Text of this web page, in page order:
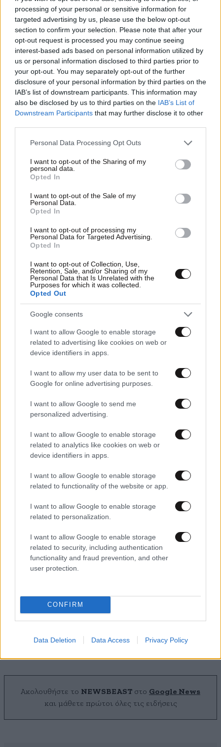
processing of your personal or sensitive information for
targeted advertising by us, please use the below opt-out
section to confirm your selection. Please note that after your
opt-out request is processed you may continue seeing
interest-based ads based on personal information utilized by
us or personal information disclosed to third parties prior to
your opt-out. You may separately opt-out of the further
disclosure of your personal information by third parties on the
IAB’s list of downstream participants. This information may
also be disclosed by us to third parties on the IAB’s List of
Downstream Participants that may further disclose it to other
Please note that this website/app uses one or more Google
not limited to your visit or usage behaviour. You may click to
grant or deny consent to Google and its third-party tags to
use your data for below specified purposes in below Google
consent section.
Personal Data Processing Opt Outs
I want to opt-out of the Sharing of my
personal data.
Opted In
I want to opt-out of the Sale of my
Personal Data.
Opted In
I want to opt-out of processing my
Personal Data for Targeted Advertising.
Opted In
I want to opt-out of Collection, Use,
Retention, Sale, and/or Sharing of my
Personal Data that Is Unrelated with the
Purposes for which it was collected.
Opted Out
Google consents
I want to allow Google to enable storage
related to advertising like cookies on web or
device identifiers in apps.
I want to allow my user data to be sent to
Google for online advertising purposes.
I want to allow Google to send me
personalized advertising.
I want to allow Google to enable storage
related to analytics like cookies on web or
device identifiers in apps.
I want to allow Google to enable storage
related to functionality of the website or app.
I want to allow Google to enable storage
related to personalization.
I want to allow Google to enable storage
related to security, including authentication
functionality and fraud prevention, and other
user protection.
CONFIRM
Data Deletion Data Access Privacy Policy
Βρήκαμε 5 οικονομικά λευκά tank tops σε
κλασική γραμμή – Styling tips για να τα
φορέσετε από το πρωί μέχρι το βράδυ
Η φούστα-παρεό είναι το πιο stylish κομμάτι
του καλοκαιριού
θα βλέπετε παντού από τον Σεπτέμβριο –
Ανακαλύψτε προτάσεις για κάθε budget
Ακολουθήστε το NEWSBEAST στο Google News
και μάθετε πρώτοι όλες τις ειδήσεις